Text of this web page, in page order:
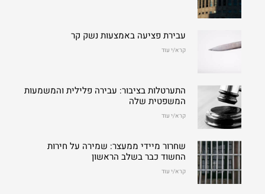
עבירת פציעה באמצעות נשק קר
קרא/י עוד
התערטלות בציבור: עבירה פלילית והמשמעות
המשפטית שלה
קרא/י עוד
שחרור מיידי ממעצר: שמירה על חירות
החשוד כבר בשלב הראשון
קרא/י עוד